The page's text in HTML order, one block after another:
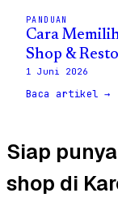
PANDUAN
Cara
Shop &
1 Juni 2026
Baca artikel →
Siap
shop di